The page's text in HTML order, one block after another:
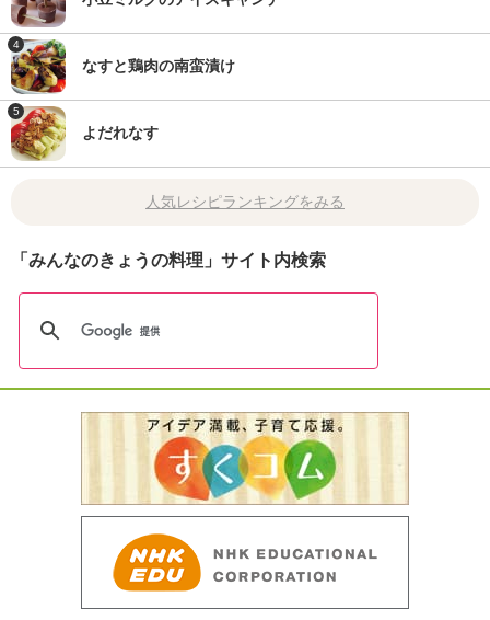
4
なすと鶏肉の南蛮漬け
5
よだれなす
人気レシピランキングをみる
「みんなのきょうの料理」サイト内検索